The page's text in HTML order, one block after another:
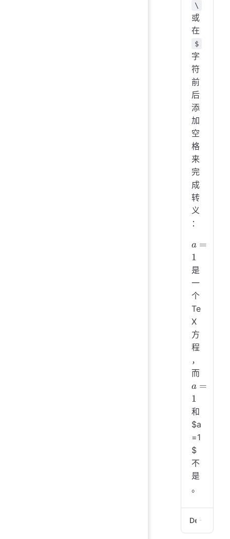
\
或
在
$
字
符
前
后
添
加
空
格
来
完
成
转
义
：
a=1
a =
1
是
一
个
Te
X
方
程
，
而
a =
1
和
$a
=1
$
不
是
。
Demo